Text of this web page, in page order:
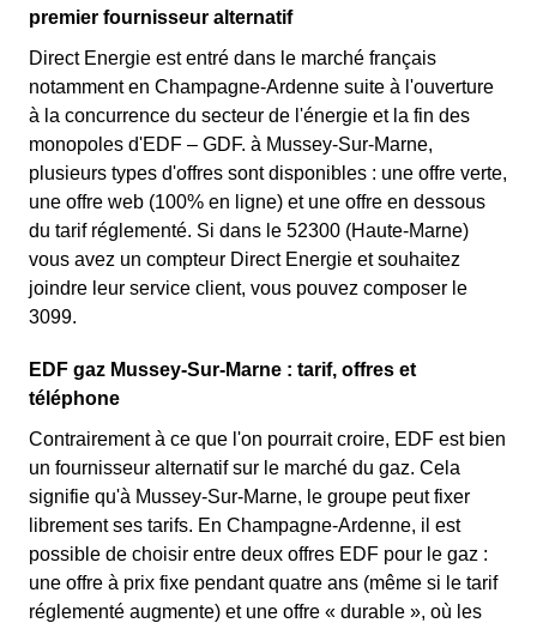
premier fournisseur alternatif
Direct Energie est entré dans le marché français
notamment en Champagne-Ardenne suite à l'ouverture
à la concurrence du secteur de l'énergie et la fin des
monopoles d'EDF – GDF. à Mussey-Sur-Marne,
plusieurs types d'offres sont disponibles : une offre verte,
une offre web (100% en ligne) et une offre en dessous
du tarif réglementé. Si dans le 52300 (Haute-Marne)
vous avez un compteur Direct Energie et souhaitez
joindre leur service client, vous pouvez composer le
3099.
EDF gaz Mussey-Sur-Marne : tarif, offres et
téléphone
Contrairement à ce que l'on pourrait croire, EDF est bien
un fournisseur alternatif sur le marché du gaz. Cela
signifie qu'à Mussey-Sur-Marne, le groupe peut fixer
librement ses tarifs. En Champagne-Ardenne, il est
possible de choisir entre deux offres EDF pour le gaz :
une offre à prix fixe pendant quatre ans (même si le tarif
réglementé augmente) et une offre « durable », où les